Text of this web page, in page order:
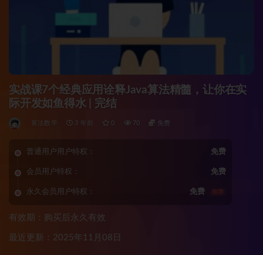
实战课7个经典应用诠释Java算法精髓，让你在实
际开发如鱼得水 | 完结
算法数学 3 年前 0 70 免费
普通用户用户特权： 免费
会员用户特权： 免费
永久会员用户特权： 免费 推荐
有效期：购买后永久有效
最近更新：2025年11月08日